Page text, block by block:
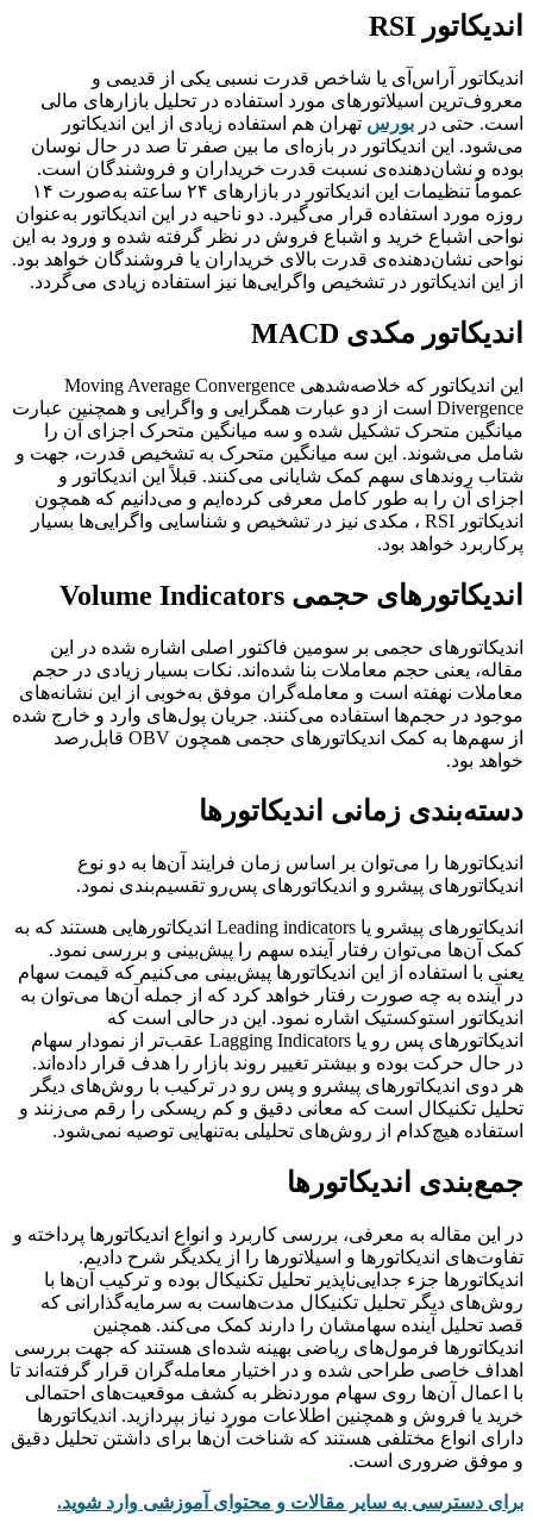
اندیکاتور RSI
اندیکاتور آراس‌­آی یا شاخص قدرت نسبی یکی از قدیمی و
معروف‌ترین اسیلاتورهای مورد استفاده در تحلیل بازارهای مالی
است. حتی در بورس تهران هم استفاده زیادی از این اندیکاتور
می‌شود. این اندیکاتور در بازه‌ای ما بین صفر تا صد در حال نوسان
بوده و نشان‌دهنده­‌ی نسبت قدرت خریداران و فروشندگان است.
عموماً تنظیمات این اندیکاتور در بازارهای ۲۴ ساعته به‌صورت ۱۴
روزه مورد استفاده قرار می‌گیرد. دو ناحیه در این اندیکاتور به‌عنوان
نواحی اشباع خرید و اشباع فروش در نظر گرفته شده و ورود به این
نواحی نشان‌دهنده‌­ی قدرت بالای خریداران یا فروشندگان خواهد بود.
از این اندیکاتور در تشخیص واگرایی‌ها نیز استفاده زیادی می‌گردد.
اندیکاتور مکدی MACD
این اندیکاتور که خلاصه‌شده­ی Moving Average Convergence
Divergence است از دو عبارت همگرایی و واگرایی و همچنین عبارت
میانگین متحرک تشکیل شده و سه میانگین متحرک اجزای آن را
شامل می‌شوند. این سه میانگین متحرک به تشخیص قدرت، جهت و
شتاب روندهای سهم کمک شایانی می‌کنند. قبلاً این اندیکاتور و
اجزای آن را به طور کامل معرفی کرده‌ایم و می‌دانیم که همچون
اندیکاتور RSI ، مکدی نیز در تشخیص و شناسایی واگرایی‌ها بسیار
پرکاربرد خواهد بود.
اندیکاتورهای حجمی Volume Indicators
اندیکاتورهای حجمی بر سومین فاکتور اصلی اشاره شده در این
مقاله، یعنی حجم معاملات بنا شده‌اند. نکات بسیار زیادی در حجم
معاملات نهفته است و معامله‌گران موفق به‌خوبی از این نشانه‌های
موجود در حجم‌ها استفاده می‌کنند. جریان پول‌های وارد و خارج شده
از سهم‌ها به کمک اندیکاتورهای حجمی همچون OBV قابل‌رصد
خواهد بود.
دسته‌بندی زمانی اندیکاتورها
اندیکاتورها را می‌توان بر اساس زمان فرایند آن‌ها به دو نوع
اندیکاتورهای پیشرو و اندیکاتورهای پس‌رو تقسیم‌بندی نمود.
اندیکاتورهای پیشرو یا Leading indicators اندیکاتورهایی هستند که به
کمک آن‌ها می‌توان رفتار آینده سهم را پیش‌بینی و بررسی نمود.
یعنی با استفاده از این اندیکاتورها پیش‌بینی می‌کنیم که قیمت سهام
در آینده به چه صورت رفتار خواهد کرد که از جمله آن‌ها می‌توان به
اندیکاتور استوکستیک اشاره نمود. این در حالی است که
اندیکاتورهای پس رو یا Lagging Indicators عقب‌تر از نمودار سهام
در حال حرکت بوده و بیشتر تغییر روند بازار را هدف قرار داده‌اند.
هر دوی اندیکاتورهای پیشرو و پس رو در ترکیب با روش‌های دیگر
تحلیل تکنیکال است که معانی دقیق و کم ریسکی را رقم می‌زنند و
استفاده هیچ‌کدام از روش‌های تحلیلی به‌تنهایی توصیه نمی‌شود.
جمع‌بندی اندیکاتورها
در این مقاله به معرفی، بررسی کاربرد و انواع اندیکاتورها پرداخته و
تفاوت‌های اندیکاتورها و اسیلاتورها را از یکدیگر شرح دادیم.
اندیکاتورها جزء جدایی‌ناپذیر تحلیل تکنیکال بوده و ترکیب آن‌ها با
روش‌های دیگر تحلیل تکنیکال مدت‌هاست به سرمایه‌گذارانی که
قصد تحلیل آینده سهامشان را دارند کمک می‌کند. همچنین
اندیکاتورها فرمول‌های ریاضی بهینه شده‌ای هستند که جهت بررسی
اهداف خاصی طراحی شده و در اختیار معامله‌گران قرار گرفته‌اند تا
با اعمال آن‌ها روی سهام موردنظر به کشف موقعیت‌های احتمالی
خرید یا فروش و همچنین اطلاعات مورد نیاز بپردازید. اندیکاتورها
دارای انواع مختلفی هستند که شناخت آن‌ها برای داشتن تحلیل دقیق
و موفق ضروری است.
برای دسترسی به سایر مقالات و محتوای آموزشی وارد شوید.